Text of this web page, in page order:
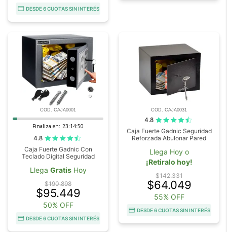
DESDE 6 CUOTAS SIN INTERÉS
COD. CAJA0001
Finaliza en: 23:14:48
4.8
Caja Fuerte Gadnic Con
Teclado Digital Seguridad
Llega GratisHoy
$190.898
$95.449
50% OFF
DESDE 6 CUOTAS SIN INTERÉS
COD. CAJA0031
4.8
Caja Fuerte Gadnic Seguridad
Reforzada Abulonar Pared
Llega Hoy o
¡Retiralo hoy!
$142.331
$64.049
55% OFF
DESDE 6 CUOTAS SIN INTERÉS